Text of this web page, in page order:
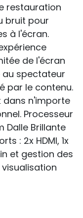
restauration
bruit pour
à l'écran.
de l'écran
spectateur
par le contenu.
dans n'importe
Processeur
Dalle Brillante
: 2x HDMI, 1x
et gestion des